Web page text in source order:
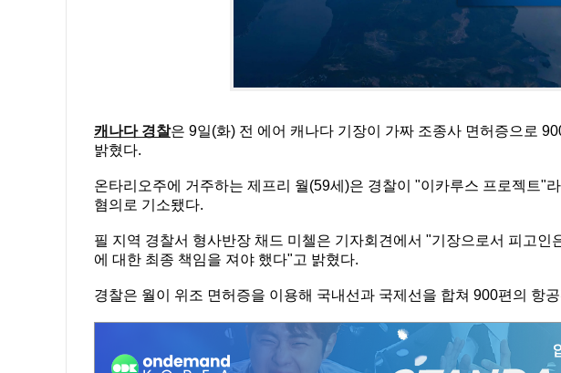
캐나다 경찰은 9일(화) 전 에어 캐나다 기장이 가짜 조종사 면허증으로
밝혔다.
온타리오주에 거주하는 제프리 월(59세)은 경찰이 "이카루스 프로젝트"
혐의로 기소됐다.
필 지역 경찰서 형사반장 채드 미첼은 기자회견에서 "기장으로서 피고인
에 대한 최종 책임을 져야 했다"고 밝혔다.
경찰은 월이 위조 면허증을 이용해 국내선과 국제선을 합쳐 900편의 항